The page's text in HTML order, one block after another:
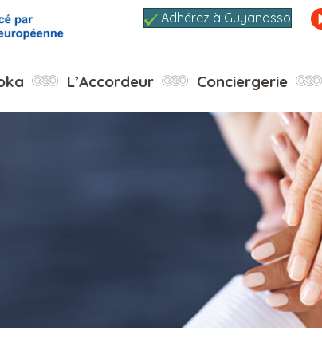
Adhérez à Guyanasso
L’Accordeur Conciergerie